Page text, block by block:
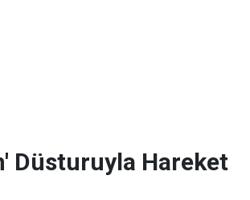
Düsturuyla Hareket